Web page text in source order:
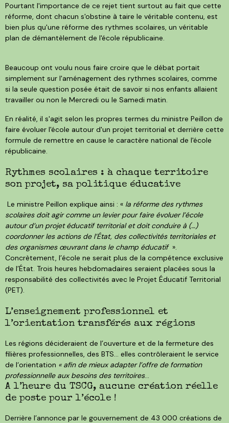
Pourtant l'importance de ce rejet tient surtout au fait que cette
réforme, dont chacun s'obstine à taire le véritable contenu, est
bien plus qu'une réforme des rythmes scolaires, un véritable
plan de démantèlement de l'école républicaine.
Beaucoup ont voulu nous faire croire que le débat portait
simplement sur l'aménagement des rythmes scolaires, comme
si la seule question posée était de savoir si nos enfants allaient
travailler ou non le Mercredi ou le Samedi matin.
En réalité, il s'agit selon les propres termes du ministre Peillon de
faire évoluer l'école autour d'un projet territorial et derrière cette
formule de remettre en cause le caractère national de l'école
républicaine.
Rythmes scolaires : à chaque territoire
son projet, sa politique éducative
Le ministre Peillon explique ainsi : « la réforme des rythmes
scolaires doit agir comme un levier pour faire évoluer l’école
autour d’un projet éducatif territorial et doit conduire à (…)
coordonner les actions de l’État, des collectivités territoriales et
des organismes œuvrant dans le champ éducatif ».
Concrètement, l’école ne serait plus de la compétence exclusive
de l’État. Trois heures hebdomadaires seraient placées sous la
responsabilité des collectivités avec le Projet Éducatif Territorial
(PET).
L’enseignement professionnel et
l’orientation transférés aux régions
Les régions décideraient de l’ouverture et de la fermeture des
filières professionnelles, des BTS… elles contrôleraient le service
de l‘orientation « afin de mieux adapter l’offre de formation
professionnelle aux besoins des territoires…
A l’heure du TSCG, aucune création réelle
de poste pour l’école !
Derrière l’annonce par le gouvernement de 43 000 créations de